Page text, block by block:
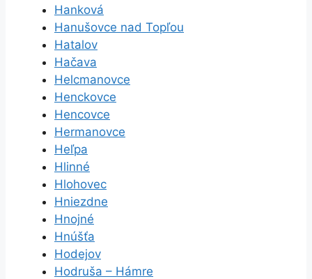
Hanková
Hanušovce nad Topľou
Hatalov
Hačava
Helcmanovce
Henckovce
Hencovce
Hermanovce
Heľpa
Hlinné
Hlohovec
Hniezdne
Hnojné
Hnúšťa
Hodejov
Hodruša – Hámre